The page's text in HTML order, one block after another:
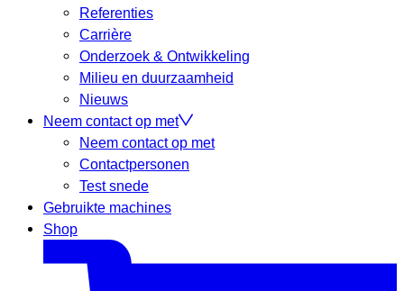
Referenties
Carrière
Onderzoek & Ontwikkeling
Milieu en duurzaamheid
Nieuws
Neem contact op met
Neem contact op met
Contactpersonen
Test snede
Gebruikte machines
Shop